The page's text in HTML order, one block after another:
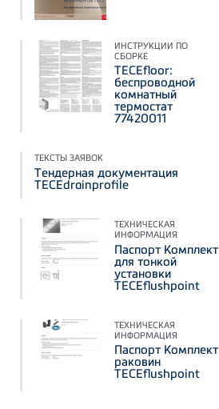
ИНСТРУКЦИИ ПО
СБОРКЕ
TECEfloor:
беспроводной
комнатный
термостат
77420011
ТЕКСТЫ ЗАЯВОК
Тендерная документация
TECEdrainprofile
ТЕХНИЧЕСКАЯ
ИНФОРМАЦИЯ
Паспорт Комплект
для тонкой
установки
TECEflushpoint
ТЕХНИЧЕСКАЯ
ИНФОРМАЦИЯ
Паспорт Комплект
раковин
TECEflushpoint